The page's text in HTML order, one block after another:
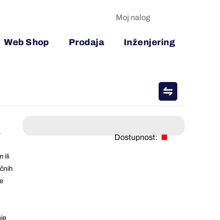
Web Shop Prodaja Inženjering
Moj nalog
ili
Dostupnost: